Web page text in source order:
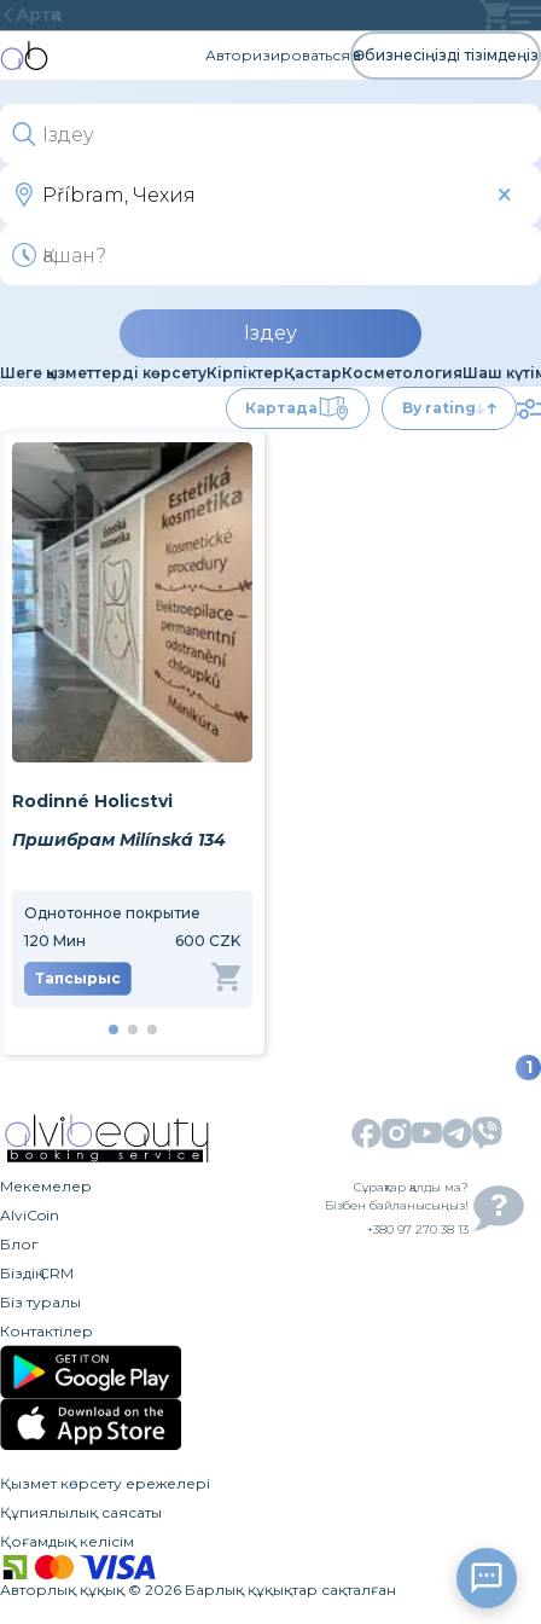
Артқа
Авторизироваться Өз бизнесіңізді тізімдеңіз
Іздеу
Шеге қызметтерді көрсетуКірпіктерҚастарКосметологияШаш
Картада
By rating
Rodinné Holicstvi
Пршибрам Milínská 134
Однотонное покрытие
120 Мин 600 CZK
Тапсырыс
1
Мекемелер
AlviCoin
Блог
Біздің CRM
Біз туралы
Контактілер
Сұрақтар қалды ма?
Бізбен байланысыңыз!
+380 97 270 38 13
Қызмет көрсету ережелері
Құпиялылық саясаты
Қоғамдық келісім
Авторлық құқық © 2026 Барлық құқықтар сақталған